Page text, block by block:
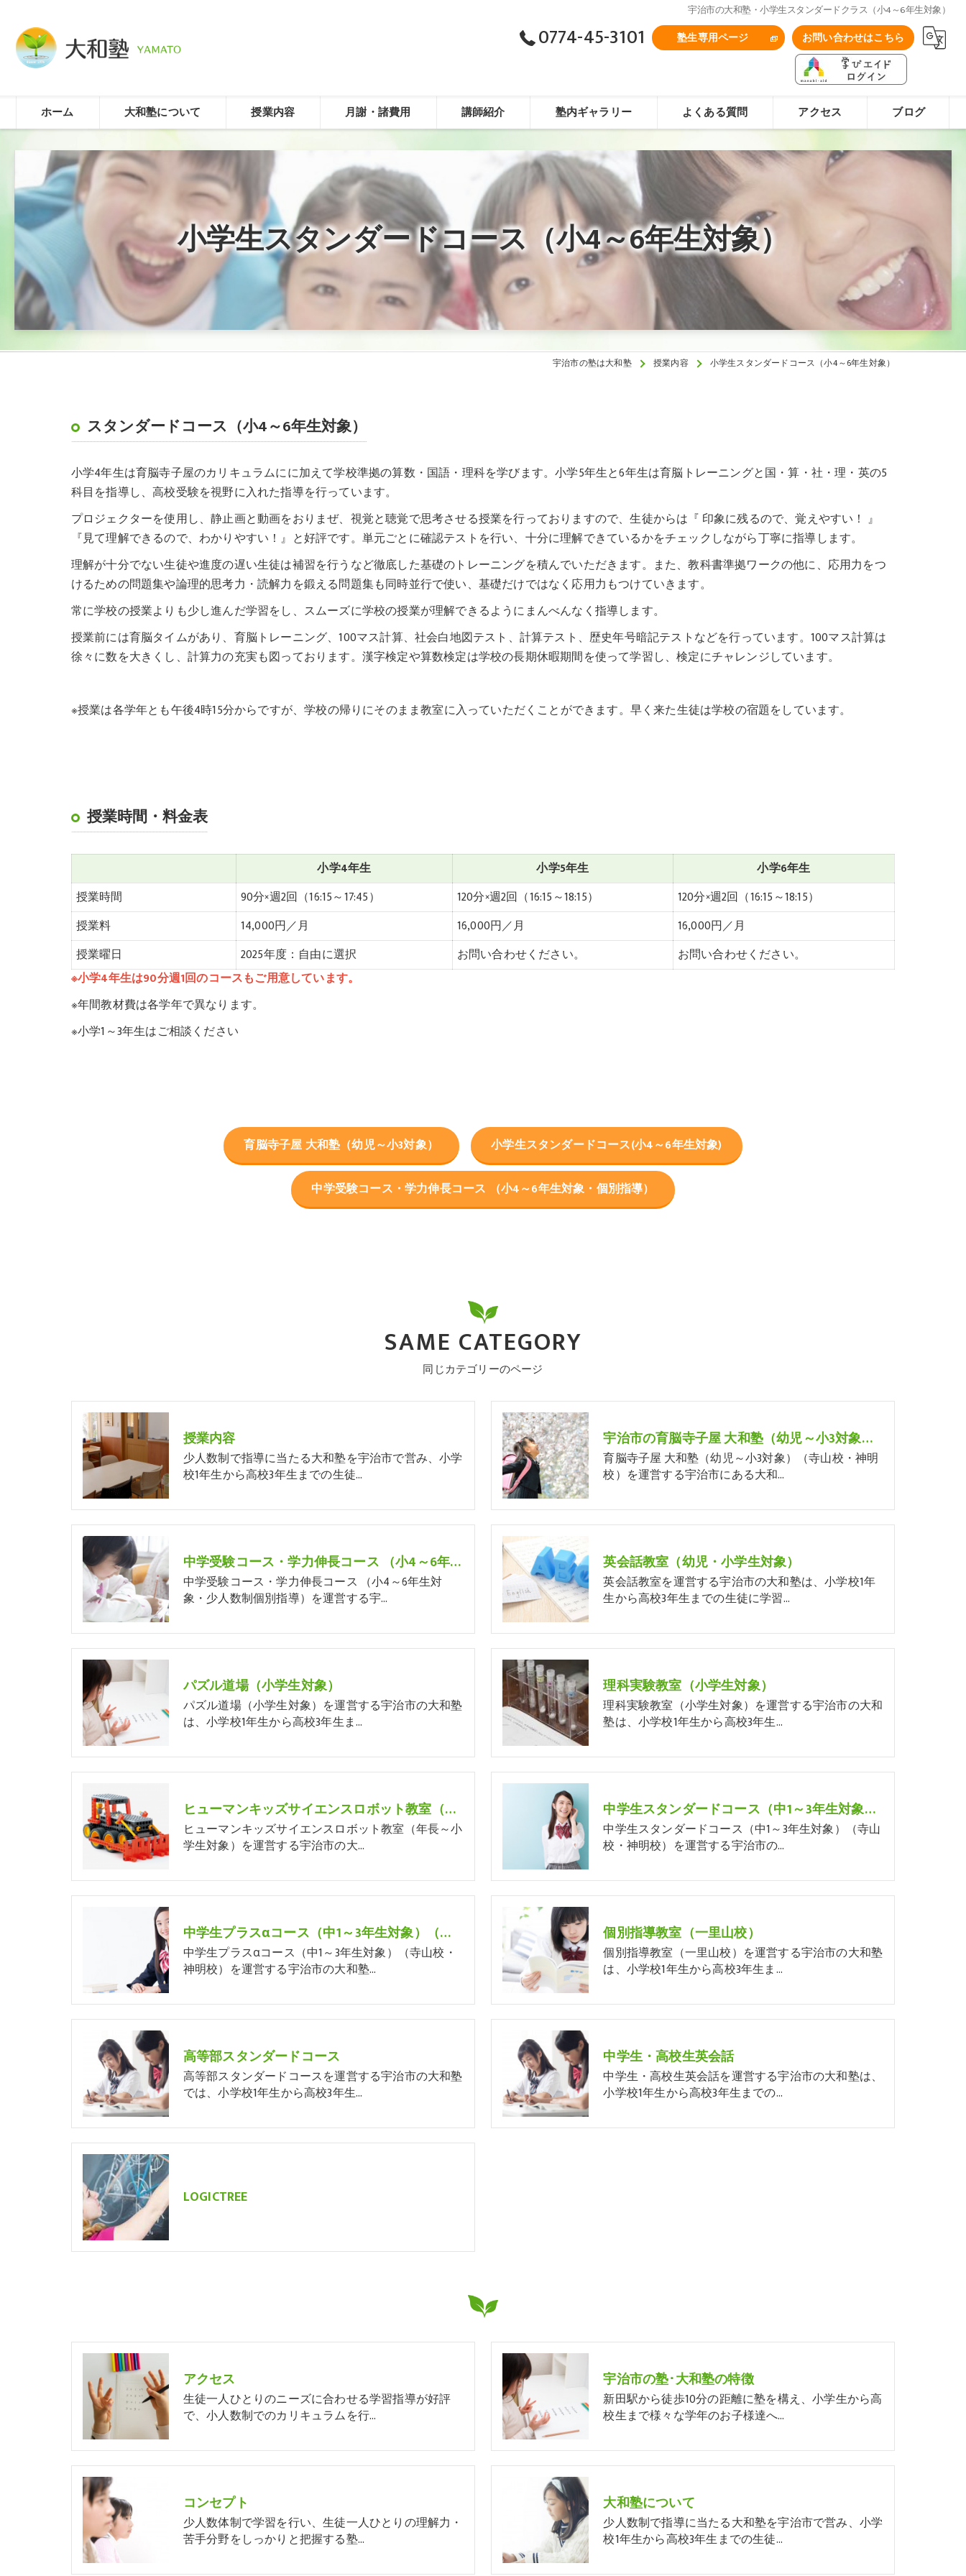
宇治市の大和塾・小学生スタンダードクラス（小4～6年生対象）
0774-45-3101 塾生専用ページ お問い合わせはこちら
ホーム 大和塾について 授業内容 月謝・諸費用 講師紹介 塾内ギャラリー よくある質問 アクセス ブログ
小学生スタンダードコース（小4～6年生対象）
宇治市の塾は大和塾 授業内容 小学生スタンダードコース（小4～6年生対象）
スタンダードコース（小4～6年生対象）
小学4年生は育脳寺子屋のカリキュラムにに加えて学校準拠の算数・国語・理科を学びます。小学5年生と6年生は育脳トレーニングと国・算・社・理・英の5
科目を指導し、高校受験を視野に入れた指導を行っています。
プロジェクターを使用し、静止画と動画をおりまぜ、視覚と聴覚で思考させる授業を行っておりますので、生徒からは『 印象に残るので、覚えやすい！ 』
『見て理解できるので、わかりやすい！』と好評です。単元ごとに確認テストを行い、十分に理解できているかをチェックしながら丁寧に指導します。
理解が十分でない生徒や進度の遅い生徒は補習を行うなど徹底した基礎のトレーニングを積んでいただきます。また、教科書準拠ワークの他に、応用力をつ
けるための問題集や論理的思考力・読解力を鍛える問題集も同時並行で使い、基礎だけではなく応用力もつけていきます。
常に学校の授業よりも少し進んだ学習をし、スムーズに学校の授業が理解できるようにまんべんなく指導します。
授業前には育脳タイムがあり、育脳トレーニング、100マス計算、社会白地図テスト、計算テスト、歴史年号暗記テストなどを行っています。100マス計算は
徐々に数を大きくし、計算力の充実も図っております。漢字検定や算数検定は学校の長期休暇期間を使って学習し、検定にチャレンジしています。
※授業は各学年とも午後4時15分からですが、学校の帰りにそのまま教室に入っていただくことができます。早く来た生徒は学校の宿題をしています。
授業時間・料金表
小学4年生 小学5年生
小学6年生
授業時間
90分×週2回（16:15～17:45） 120分×週2回（16:15～18:15）
120分×週2回（16:15～18:15）
授業料
14,000円／月 16,000円／月
16,000円／月
授業曜日
2025年度：自由に選択 お問い合わせください。
お問い合わせください。
※小学4年生は90分週1回のコースもご用意しています。
※年間教材費は各学年で異なります。
※小学1～3年生はご相談ください
育脳寺子屋 大和塾（幼児～小3対象） 小学生スタンダードコース(小4～6年生対象)
中学受験コース・学力伸長コース （小4～6年生対象・個別指導）
同じカテゴリーのページ
SAME CATEGORY
授業内容
少人数制で指導に当たる大和塾を宇治市で営み、小学
校1年生から高校3年生までの生徒…
宇治市の育脳寺子屋 大和塾（幼児～小3対象）（寺山校・神明校）
育脳寺子屋 大和塾（幼児～小3対象）（寺山校・神明
校）を運営する宇治市にある大和…
中学受験コース・学力伸長コース （小4～6年生対象・少人数制個別指導）
中学受験コース・学力伸長コース （小4～6年生対
象・少人数制個別指導）を運営する宇…
英会話教室（幼児・小学生対象）
英会話教室を運営する宇治市の大和塾は、小学校1年
生から高校3年生までの生徒に学習…
パズル道場（小学生対象）
パズル道場（小学生対象）を運営する宇治市の大和塾
は、小学校1年生から高校3年生ま…
理科実験教室（小学生対象）
理科実験教室（小学生対象）を運営する宇治市の大和
塾は、小学校1年生から高校3年生…
ヒューマンキッズサイエンスロボット教室（年長～小学生対象）
ヒューマンキッズサイエンスロボット教室（年長～小
学生対象）を運営する宇治市の大…
中学生スタンダードコース（中1～3年生対象）（寺山校・神明校）
中学生スタンダードコース（中1～3年生対象）（寺山
校・神明校）を運営する宇治市の…
中学生プラスαコース（中1～3年生対象）（寺山校・神明校）
中学生プラスαコース（中1～3年生対象）（寺山校・
神明校）を運営する宇治市の大和塾…
個別指導教室（一里山校）
個別指導教室（一里山校）を運営する宇治市の大和塾
は、小学校1年生から高校3年生ま…
高等部スタンダードコース
高等部スタンダードコースを運営する宇治市の大和塾
では、小学校1年生から高校3年生…
中学生・高校生英会話
中学生・高校生英会話を運営する宇治市の大和塾は、
小学校1年生から高校3年生までの…
LOGICTREE
アクセス
生徒一人ひとりのニーズに合わせる学習指導が好評
で、小人数制でのカリキュラムを行…
宇治市の塾･大和塾の特徴
新田駅から徒歩10分の距離に塾を構え、小学生から高
校生まで様々な学年のお子様達へ…
コンセプト
少人数体制で学習を行い、生徒一人ひとりの理解力・
苦手分野をしっかりと把握する塾…
大和塾について
少人数制で指導に当たる大和塾を宇治市で営み、小学
校1年生から高校3年生までの生徒…